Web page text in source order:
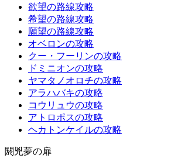
欲望の路線攻略
希望の路線攻略
願望の路線攻略
オベロンの攻略
クー・フーリンの攻略
ドミニオンの攻略
ヤマタノオロチの攻略
アラハバキの攻略
コウリュウの攻略
アトロポスの攻略
ヘカトンケイルの攻略
閼兇夢の扉